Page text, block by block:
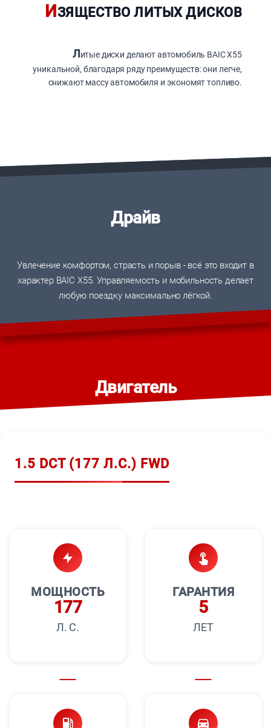
ИЗЯЩЕСТВО ЛИТЫХ ДИСКОВ
Литые диски делают автомобиль BAIC X55
уникальной, благодаря ряду преимуществ: они легче,
снижают массу автомобиля и экономят топливо.
Драйв
Увлечение комфортом, страсть и порыв - всё это входит в
характер BAIC X55. Управляемость и мобильность делает
любую поездку максимально лёгкой.
Двигатель
1.5 DCT (177 Л.С.) FWD
МОЩНОСТЬ
177
Л. С.
ГАРАНТИЯ
5
ЛЕТ